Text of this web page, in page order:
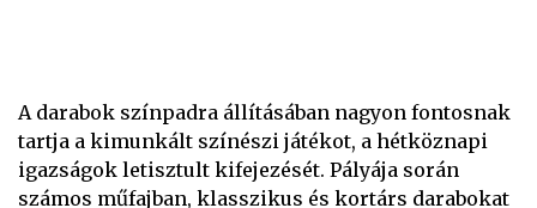
A darabok színpadra állításában nagyon fontosnak
tartja a kimunkált színészi játékot, a hétköznapi
igazságok letisztult kifejezését. Pályája során
számos műfajban, klasszikus és kortárs darabokat